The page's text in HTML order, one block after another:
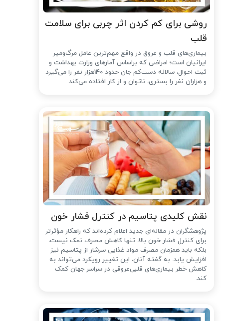
روشی برای کم کردن اثر چربی برای سلامت
قلب
بیماری‌های قلب و عروق در واقع مهم‌ترین عامل مرگ‌ومیر
ایرانیان است؛ امراضی که براساس آمارهای وزارت بهداشت و
ثبت احوال، سالانه دست‌کم جان حدود 140هزار نفر را می‌گیرد
و هزاران نفر را بستری، ناتوان و از کار افتاده می‌کند.
نقش کلیدی پتاسیم در کنترل فشار خون
پژوهشگران در مقاله‌ای جدید اعلام کرده‌اند که راهکار مؤثرتر
برای کنترل فشار خون بالا، تنها کاهش مصرف نمک نیست،
بلکه باید همزمان مصرف مواد غذایی سرشار از پتاسیم نیز
افزایش یابد. به گفته آنان، این تغییر رویکرد می‌تواند به
کاهش خطر بیماری‌های قلبی‌عروقی در سراسر جهان کمک
کند.